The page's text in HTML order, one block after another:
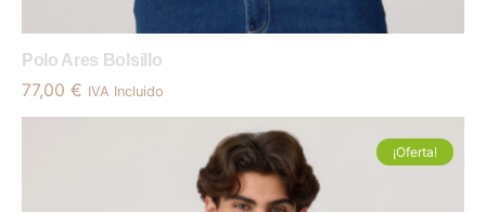
Polo Ares Bolsillo
77,00 € IVA Incluido
¡Oferta!